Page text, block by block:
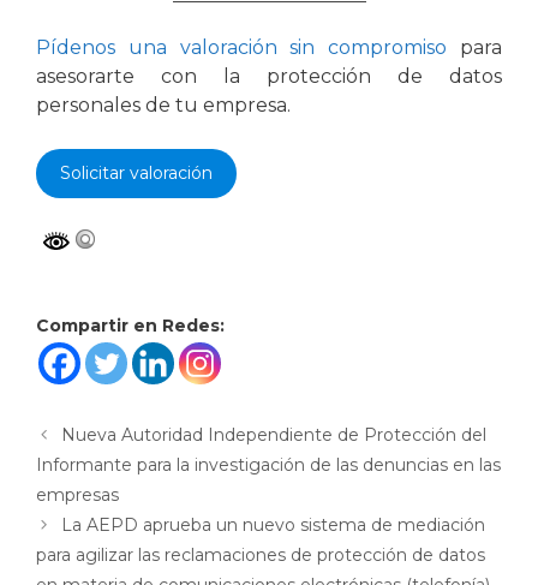
Pídenos una valoración sin compromiso para
asesorarte con la protección de datos
personales de tu empresa.
Solicitar valoración
Compartir en Redes:
Nueva Autoridad Independiente de Protección del
Informante para la investigación de las denuncias en las
empresas
La AEPD aprueba un nuevo sistema de mediación
para agilizar las reclamaciones de protección de datos